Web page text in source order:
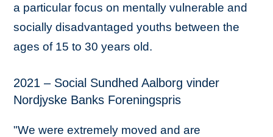
a particular focus on mentally vulnerable and
socially disadvantaged youths between the
ages of 15 to 30 years old.
2021 – Social Sundhed Aalborg vinder
Nordjyske Banks Foreningspris
"We were extremely moved and are